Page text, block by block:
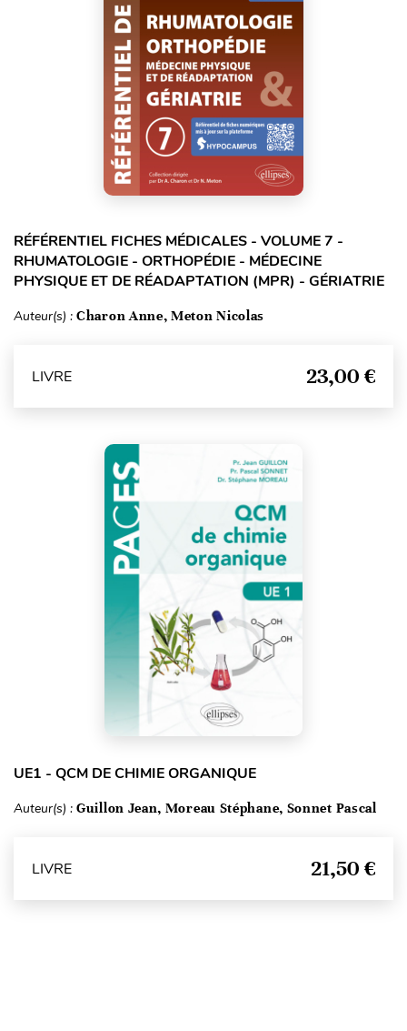
RÉFÉRENTIEL FICHES MÉDICALES - VOLUME 7 -
RHUMATOLOGIE - ORTHOPÉDIE - MÉDECINE
PHYSIQUE ET DE RÉADAPTATION (MPR) - GÉRIATRIE
Auteur(s) : Charon Anne, Meton Nicolas
LIVRE 23,00 €
UE1 - QCM DE CHIMIE ORGANIQUE
Auteur(s) : Guillon Jean, Moreau Stéphane, Sonnet Pascal
LIVRE 21,50 €